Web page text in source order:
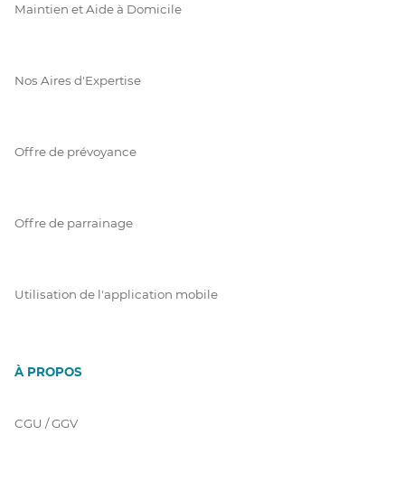
Maintien et Aide à Domicile
Nos Aires d'Expertise
Offre de prévoyance
Offre de parrainage
Utilisation de l'application mobile
À PROPOS
CGU / GGV